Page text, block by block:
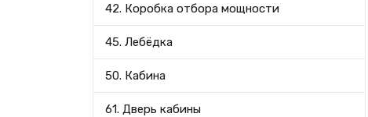
42. Коробка отбора мощности
45. Лебёдка
50. Кабина
61. Дверь кабины